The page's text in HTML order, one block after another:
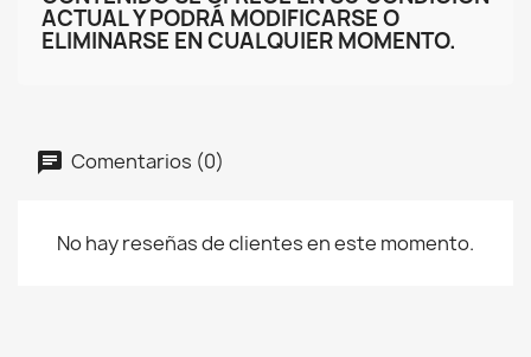
ACTUAL Y PODRÁ MODIFICARSE O
ELIMINARSE EN CUALQUIER MOMENTO.
Comentarios (0)
No hay reseñas de clientes en este momento.